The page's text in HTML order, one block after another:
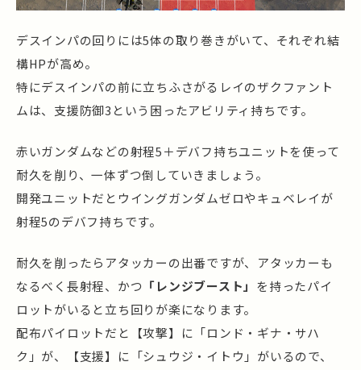
デスインパの回りには5体の取り巻きがいて、それぞれ結
構HPが高め。
特にデスインパの前に立ちふさがるレイのザクファント
ムは、支援防御3という困ったアビリティ持ちです。
赤いガンダムなどの射程5＋デバフ持ちユニットを使って
耐久を削り、一体ずつ倒していきましょう。
開発ユニットだとウイングガンダムゼロやキュベレイが
射程5のデバフ持ちです。
耐久を削ったらアタッカーの出番ですが、アタッカーも
なるべく長射程、かつ 「レンジブースト」 を持ったパイ
ロットがいると立ち回りが楽になります。
配布パイロットだと【攻撃】に「ロンド・ギナ・サハ
ク」が、【支援】に「シュウジ・イトウ」がいるので、